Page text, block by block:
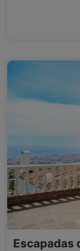
Escapadas